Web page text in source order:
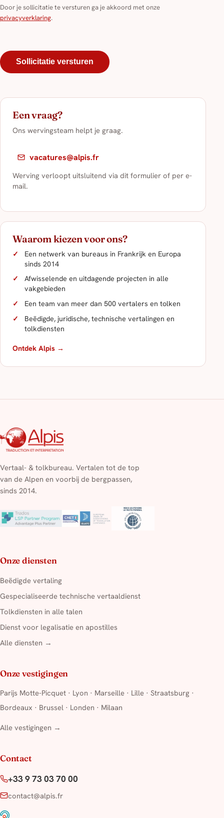
Door je sollicitatie te versturen ga je akkoord met onze
privacyverklaring.
Sollicitatie versturen
Een vraag?
Ons wervingsteam helpt je graag.
vacatures@alpis.fr
Werving verloopt uitsluitend via dit formulier of per e-
mail.
Waarom kiezen voor ons?
Een netwerk van bureaus in Frankrijk en Europa
sinds 2014
Afwisselende en uitdagende projecten in alle
vakgebieden
Een team van meer dan 500 vertalers en tolken
Beëdigde, juridische, technische vertalingen en
tolkdiensten
Ontdek Alpis →
Vertaal- & tolkbureau. Vertalen tot de top
van de Alpen en voorbij de bergpassen,
sinds 2014.
Onze diensten
Beëdigde vertaling
Gespecialiseerde technische vertaaldienst
Tolkdiensten in alle talen
Dienst voor legalisatie en apostilles
Alle diensten →
Onze vestigingen
Parijs Motte-Picquet · Lyon · Marseille · Lille · Straatsburg ·
Bordeaux · Brussel · Londen · Milaan
Alle vestigingen →
Contact
+33 9 73 03 70 00
contact@alpis.fr